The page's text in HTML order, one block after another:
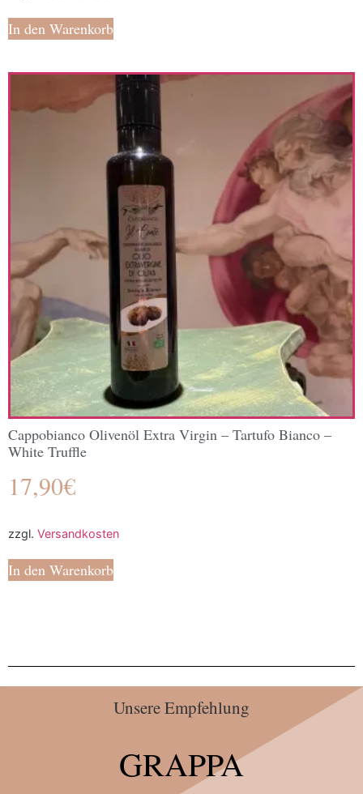
In den Warenkorb
Cappobianco Olivenöl Extra Virgin – Tartufo Bianco –
White Truffle
17,90€
zzgl. Versandkosten
In den Warenkorb
Unsere Empfehlung
GRAPPA